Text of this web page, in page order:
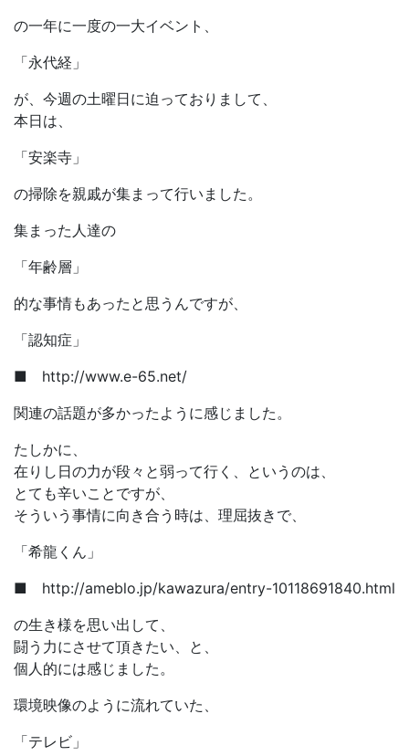
の一年に一度の一大イベント、
「永代経」
が、今週の土曜日に迫っておりまして、
本日は、
「安楽寺」
の掃除を親戚が集まって行いました。
集まった人達の
「年齢層」
的な事情もあったと思うんですが、
「認知症」
■ http://www.e-65.net/
関連の話題が多かったように感じました。
たしかに、
在りし日の力が段々と弱って行く、というのは、
とても辛いことですが、
そういう事情に向き合う時は、理屈抜きで、
「希龍くん」
■ http://ameblo.jp/kawazura/entry-10118691840.html
の生き様を思い出して、
闘う力にさせて頂きたい、と、
個人的には感じました。
環境映像のように流れていた、
「テレビ」